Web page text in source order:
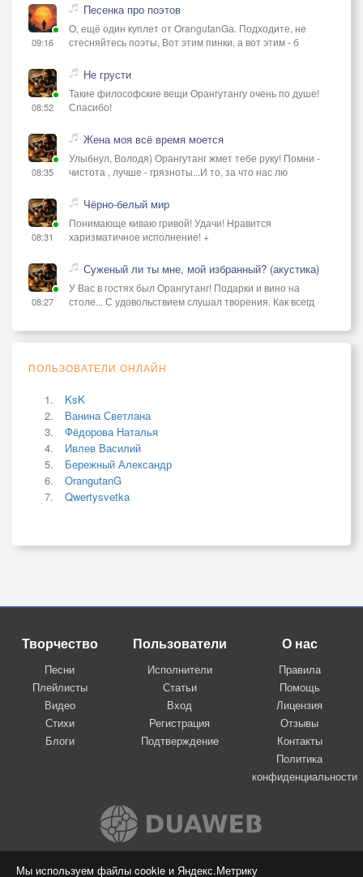
Мы используем файлы cookie и Яндекс.Метрику
09:16
Песенка про поэтов
О, ещё один куплет от OrangutanGа. Подходите, не
стесняйтесь поэты, Вот этим пинки, а вот этим - б
08:52
Не грусти
Такие философские вещи Орангутангу очень по душе!
Спасибо!
08:35
Жена моя всё время моется
Улыбнул, Володя) Орангутанг жмет тебе руку! Помни -
чистота , лучше - грязноты...И то, за что нас лю
08:31
Чёрно-белый мир
Понимающе киваю гривой! Удачи! Нравится
харизматичное исполнение! +
08:27
Суженый ли ты мне, мой избранный? (акустика)
У Вас в гостях был Орангутанг! Подарки и вино на
столе... С удовольствием слушал творения. Как всегд
ПОЛЬЗОВАТЕЛИ ОНЛАЙН
KsK
Ванина Светлана
Фёдорова Наталья
Ивлев Василий
Бережный Александр
OrangutanG
Qwertysvetka
Творчество
Песни
Плейлисты
Видео
Стихи
Блоги
Пользователи
Исполнители
Статьи
Вход
Регистрация
Подтверждение
О нас
Правила
Помощь
Лицензия
Отзывы
Контакты
Политика
конфиденциальности
Вконтакте